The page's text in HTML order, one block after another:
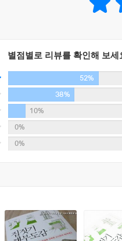
과 같은 소재뿐만 아니라 다
축에 들여왔다고 밝히고 있다.
고 싶은 아이디어, 일상에 생
년 동안 건축가로서 활동한
는 능력이 주택을 설계하는
이디어까지 일상에 활기를
별점별로 리뷰를 확인해 보세
52%
38%
10%
0%
0%